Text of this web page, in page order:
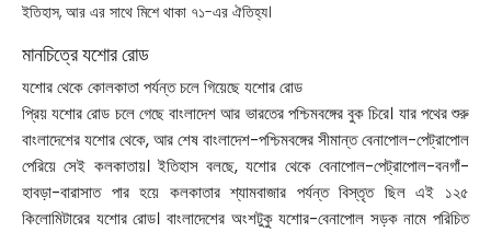
ইতিহাস, আর এর সাথে মিশে থাকা ৭১-এর ঐতিহ্য।
মানচিত্রে যশোর রোড
যশোর থেকে কোলকাতা পর্যন্ত চলে গিয়েছে যশোর রোড
প্রিয় যশোর রোড চলে গেছে বাংলাদেশ আর ভারতের পশ্চিমবঙ্গের বুক চিরে। যার পথের শুরু
বাংলাদেশের যশোর থেকে, আর শেষ বাংলাদেশ-পশ্চিমবঙ্গের সীমান্ত বেনাপোল-পেট্রাপোল
পেরিয়ে সেই কলকাতায়। ইতিহাস বলছে, যশোর থেকে বেনাপোল-পেট্রাপোল-বনগাঁ-
হাবড়া-বারাসাত পার হয়ে কলকাতার শ্যামবাজার পর্যন্ত বিস্তৃত ছিল এই ১২৫
কিলোমিটারের যশোর রোড। বাংলাদেশের অংশটুকু যশোর-বেনাপোল সড়ক নামে পরিচিত